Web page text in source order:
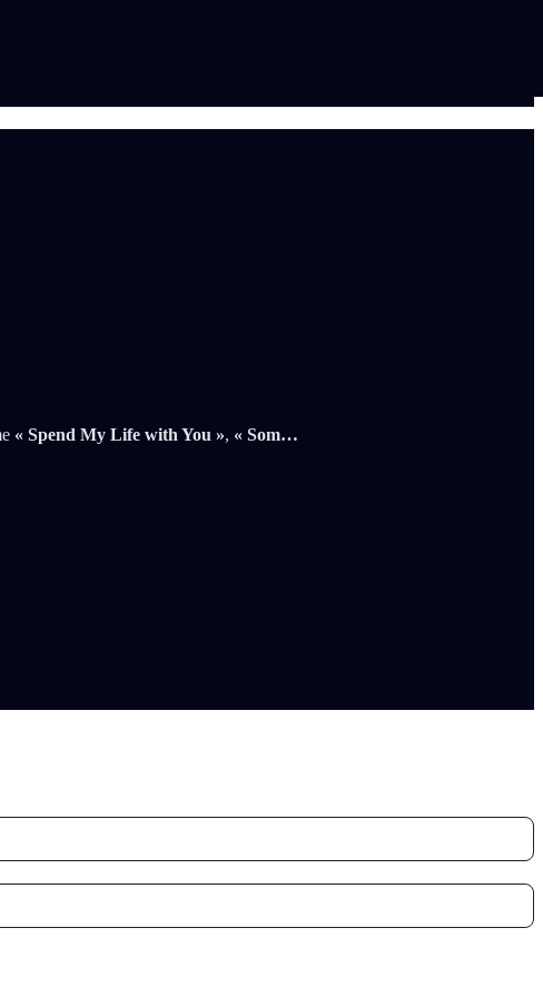
« Spend My Life with You », « Som…